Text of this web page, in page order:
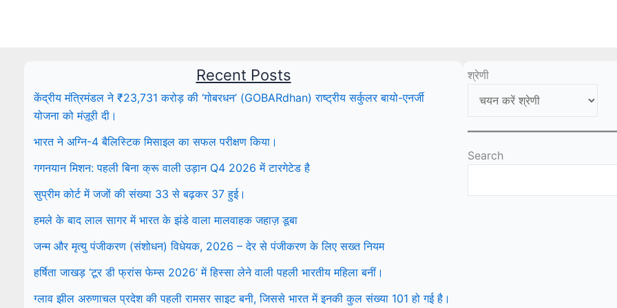
Recent Posts
केंद्रीय मंत्रिमंडल ने ₹23,731 करोड़ की ‘गोबरधन’ (GOBARdhan) राष्ट्रीय सर्कुलर बायो-एनर्जी
योजना को मंज़ूरी दी।
भारत ने अग्नि-4 बैलिस्टिक मिसाइल का सफल परीक्षण किया।
गगनयान मिशन: पहली बिना क्रू वाली उड़ान Q4 2026 में टारगेटेड है
सुप्रीम कोर्ट में जजों की संख्या 33 से बढ़कर 37 हुई।
हमले के बाद लाल सागर में भारत के झंडे वाला मालवाहक जहाज़ डूबा
जन्म और मृत्यु पंजीकरण (संशोधन) विधेयक, 2026 – देर से पंजीकरण के लिए सख्त नियम
हर्षिता जाखड़ ‘टूर डी फ्रांस फेम्स 2026’ में हिस्सा लेने वाली पहली भारतीय महिला बनीं।
ग्लाव झील अरुणाचल प्रदेश की पहली रामसर साइट बनी, जिससे भारत में इनकी कुल संख्या 101 हो गई है।
श्रेणी
Search